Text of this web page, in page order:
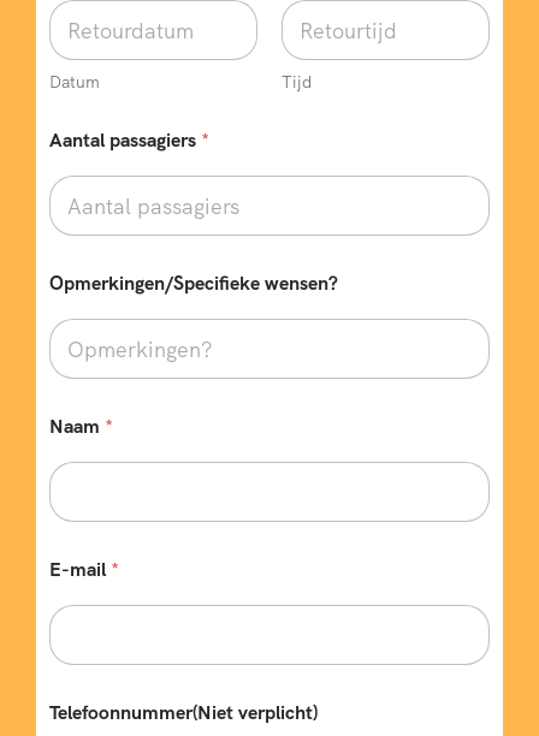
Datum Tijd
Aantal passagiers *
Opmerkingen/Specifieke wensen?
Naam *
E-mail *
e
Telefoonnummer(Niet verplicht)